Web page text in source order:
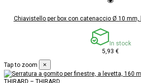
Chiavistello per box con catenaccio Ø 10 mm,
In stock
5,93 €
Tap to zoom
×